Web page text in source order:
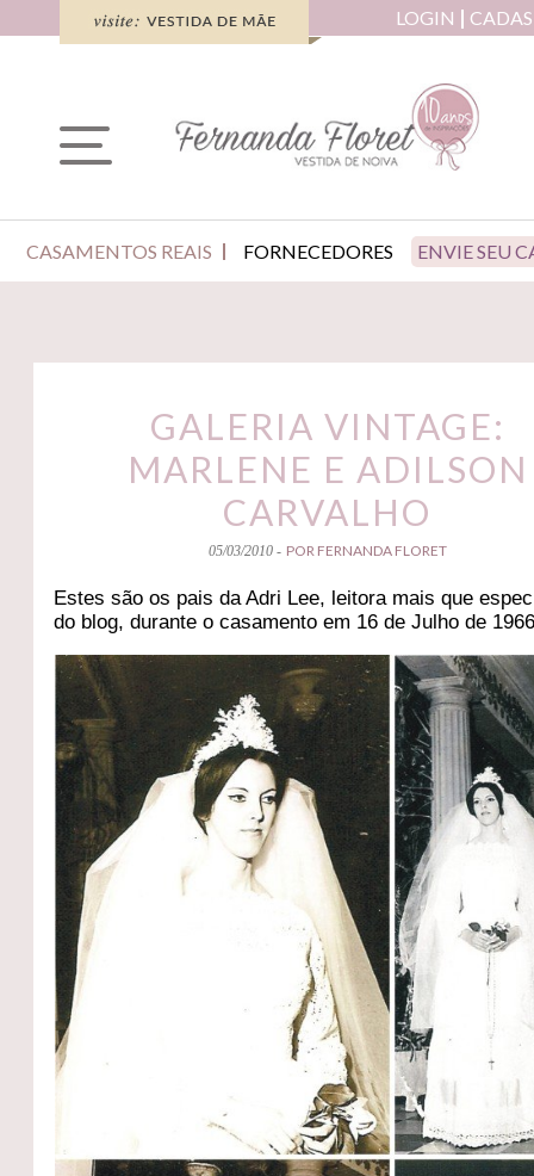
LOGIN
CASAMENTOS REAIS FORNECEDORES ENVIE SEU
GALERIA VINTAGE:
MARLENE E ADILSON
CARVALHO
05/03/2010 - POR FERNANDA FLORET
Estes são os pais da Adri Lee, leitora mais que
do blog, durante o casamento em 16 de Julho de